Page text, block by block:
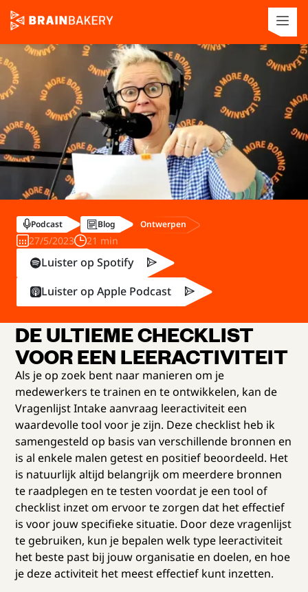
DE ULTIEME CHECKLIST
VOOR EEN LEERACTIVITEIT
Als je op zoek bent naar manieren om je
medewerkers te trainen en te ontwikkelen, kan de
Vragenlijst Intake aanvraag leeractiviteit een
waardevolle tool voor je zijn. Deze checklist heb ik
samengesteld op basis van verschillende bronnen en
is al enkele malen getest en positief beoordeeld. Het
is natuurlijk altijd belangrijk om meerdere bronnen
te raadplegen en te testen voordat je een tool of
checklist inzet om ervoor te zorgen dat het effectief
is voor jouw specifieke situatie. Door deze vragenlijst
te gebruiken, kun je bepalen welk type leeractiviteit
het beste past bij jouw organisatie en doelen, en hoe
je deze activiteit het meest effectief kunt inzetten.
Podcast Blog Ontwerpen
27/5/2023 21 min
Luister op Spotify
Luister op Apple Podcast